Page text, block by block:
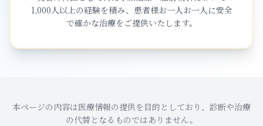
1,000人以上の経験を積み、患者様お一人お一人に安全
で確かな治療をご提供いたします。
本ページの内容は医療情報の提供を目的としており、診断や治療
の代替となるものではありません。